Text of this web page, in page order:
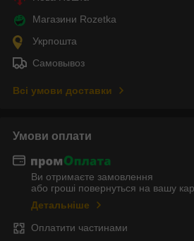
Магазини Rozetka
Укрпошта
Самовывоз
Всі умови доставки
Умови оплати
Ви отримаєте замовлення
або гроші повернуться на вашу
Детальніше
Оплатити частинами